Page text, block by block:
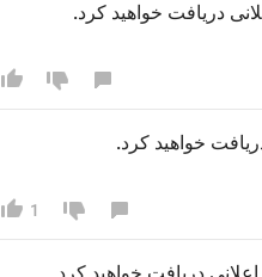
دریافت خواهید کرد.
خواهید کرد.
1